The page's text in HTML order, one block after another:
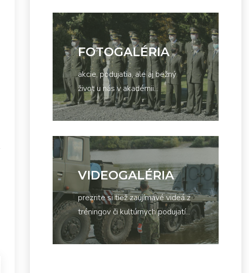
FOTOGALÉRIA
akcie, podujatia, ale aj bežný
život u nás v akadémii...
VIDEOGALÉRIA
prezrite si tiež zaujímavé videá z
tréningov či kultúrnych podujatí...